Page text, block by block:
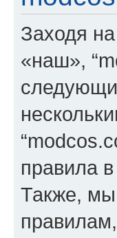
Заходя
«наш»,
правила
Также, мы